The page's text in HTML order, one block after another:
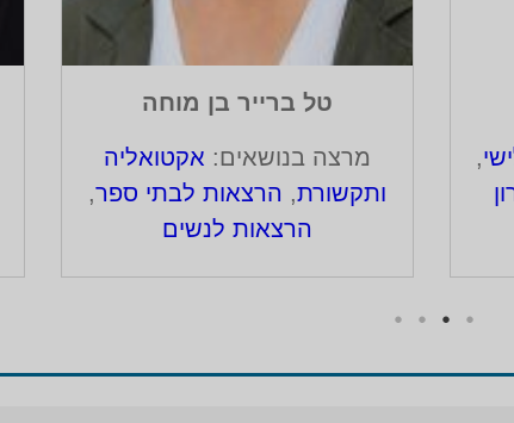
טל ברייר בן מוחה
מרצה בנושאים: אקטואליה
ותקשורת, הרצאות לבתי ספר,
הרצאות לנשים
,